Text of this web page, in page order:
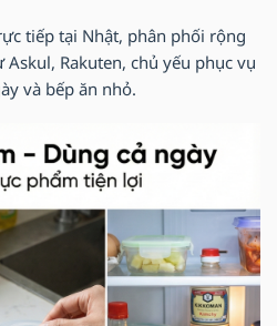
tiếp tại Nhật, phân phối rộng
Rakuten, chủ yếu phục vụ
và bếp ăn nhỏ.